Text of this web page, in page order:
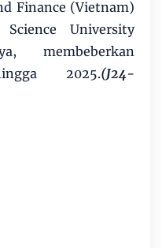
Finance (Viet­nam)
University
membeberkan
2025.(J24-